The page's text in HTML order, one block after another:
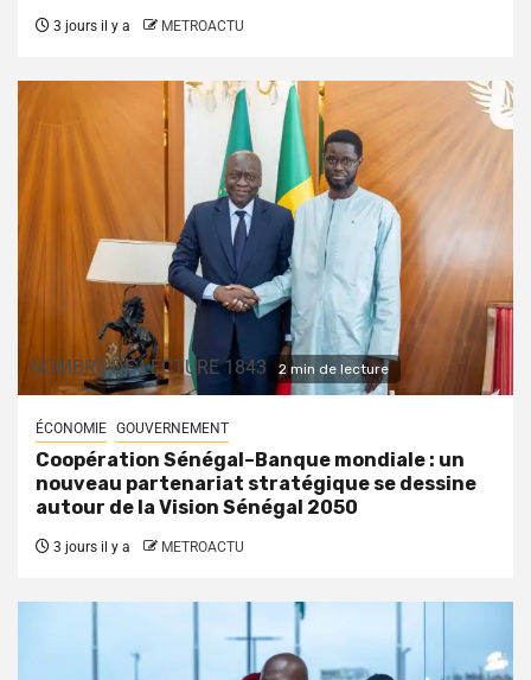
3 jours il y a METROACTU
NOMBRE DE LECTURE 1843 2 min de lecture
ÉCONOMIE GOUVERNEMENT
Coopération Sénégal–Banque mondiale : un
nouveau partenariat stratégique se dessine
autour de la Vision Sénégal 2050
3 jours il y a METROACTU